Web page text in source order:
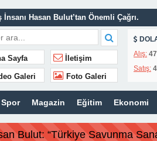
İnsanı Hasan Bulut’tan Önemli Çağrı.
SONUCU !
belediye başkanı için karar aldı !
Savunma Sanayiinde Tarihi Bir Atılım
Sayfa İletişim
Galeri Foto Galeri
Alış:
Satış:
Spor Magazin Eğitim Ekonomi
Bulut: “Türkiye Savunma